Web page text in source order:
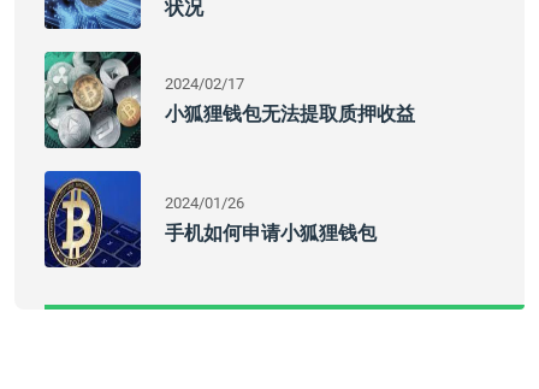
状况
2024/02/17
小狐狸钱包无法提取质押收益
2024/01/26
手机如何申请小狐狸钱包